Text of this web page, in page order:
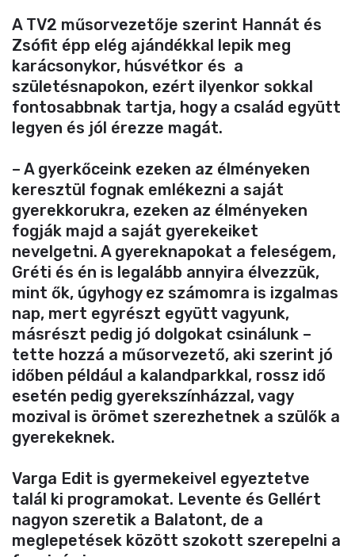
A TV2 műsorvezetője szerint Hannát és
Zsófit épp elég ajándékkal lepik meg
karácsonykor, húsvétkor és a
születésnapokon, ezért ilyenkor sokkal
fontosabbnak tartja, hogy a család együtt
legyen és jól érezze magát.
– A gyerkőceink ezeken az élményeken
keresztül fognak emlékezni a saját
gyerekkorukra, ezeken az élményeken
fogják majd a saját gyerekeiket
nevelgetni. A gyereknapokat a feleségem,
Gréti és én is legalább annyira élvezzük,
mint ők, úgyhogy ez számomra is izgalmas
nap, mert egyrészt együtt vagyunk,
másrészt pedig jó dolgokat csinálunk –
tette hozzá a műsorvezető, aki szerint jó
időben például a kalandparkkal, rossz idő
esetén pedig gyerekszínházzal, vagy
mozival is örömet szerezhetnek a szülők a
gyerekeknek.
Varga Edit is gyermekeivel egyeztetve
talál ki programokat. Levente és Gellért
nagyon szeretik a Balatont, de a
meglepetések között szokott szerepelni a